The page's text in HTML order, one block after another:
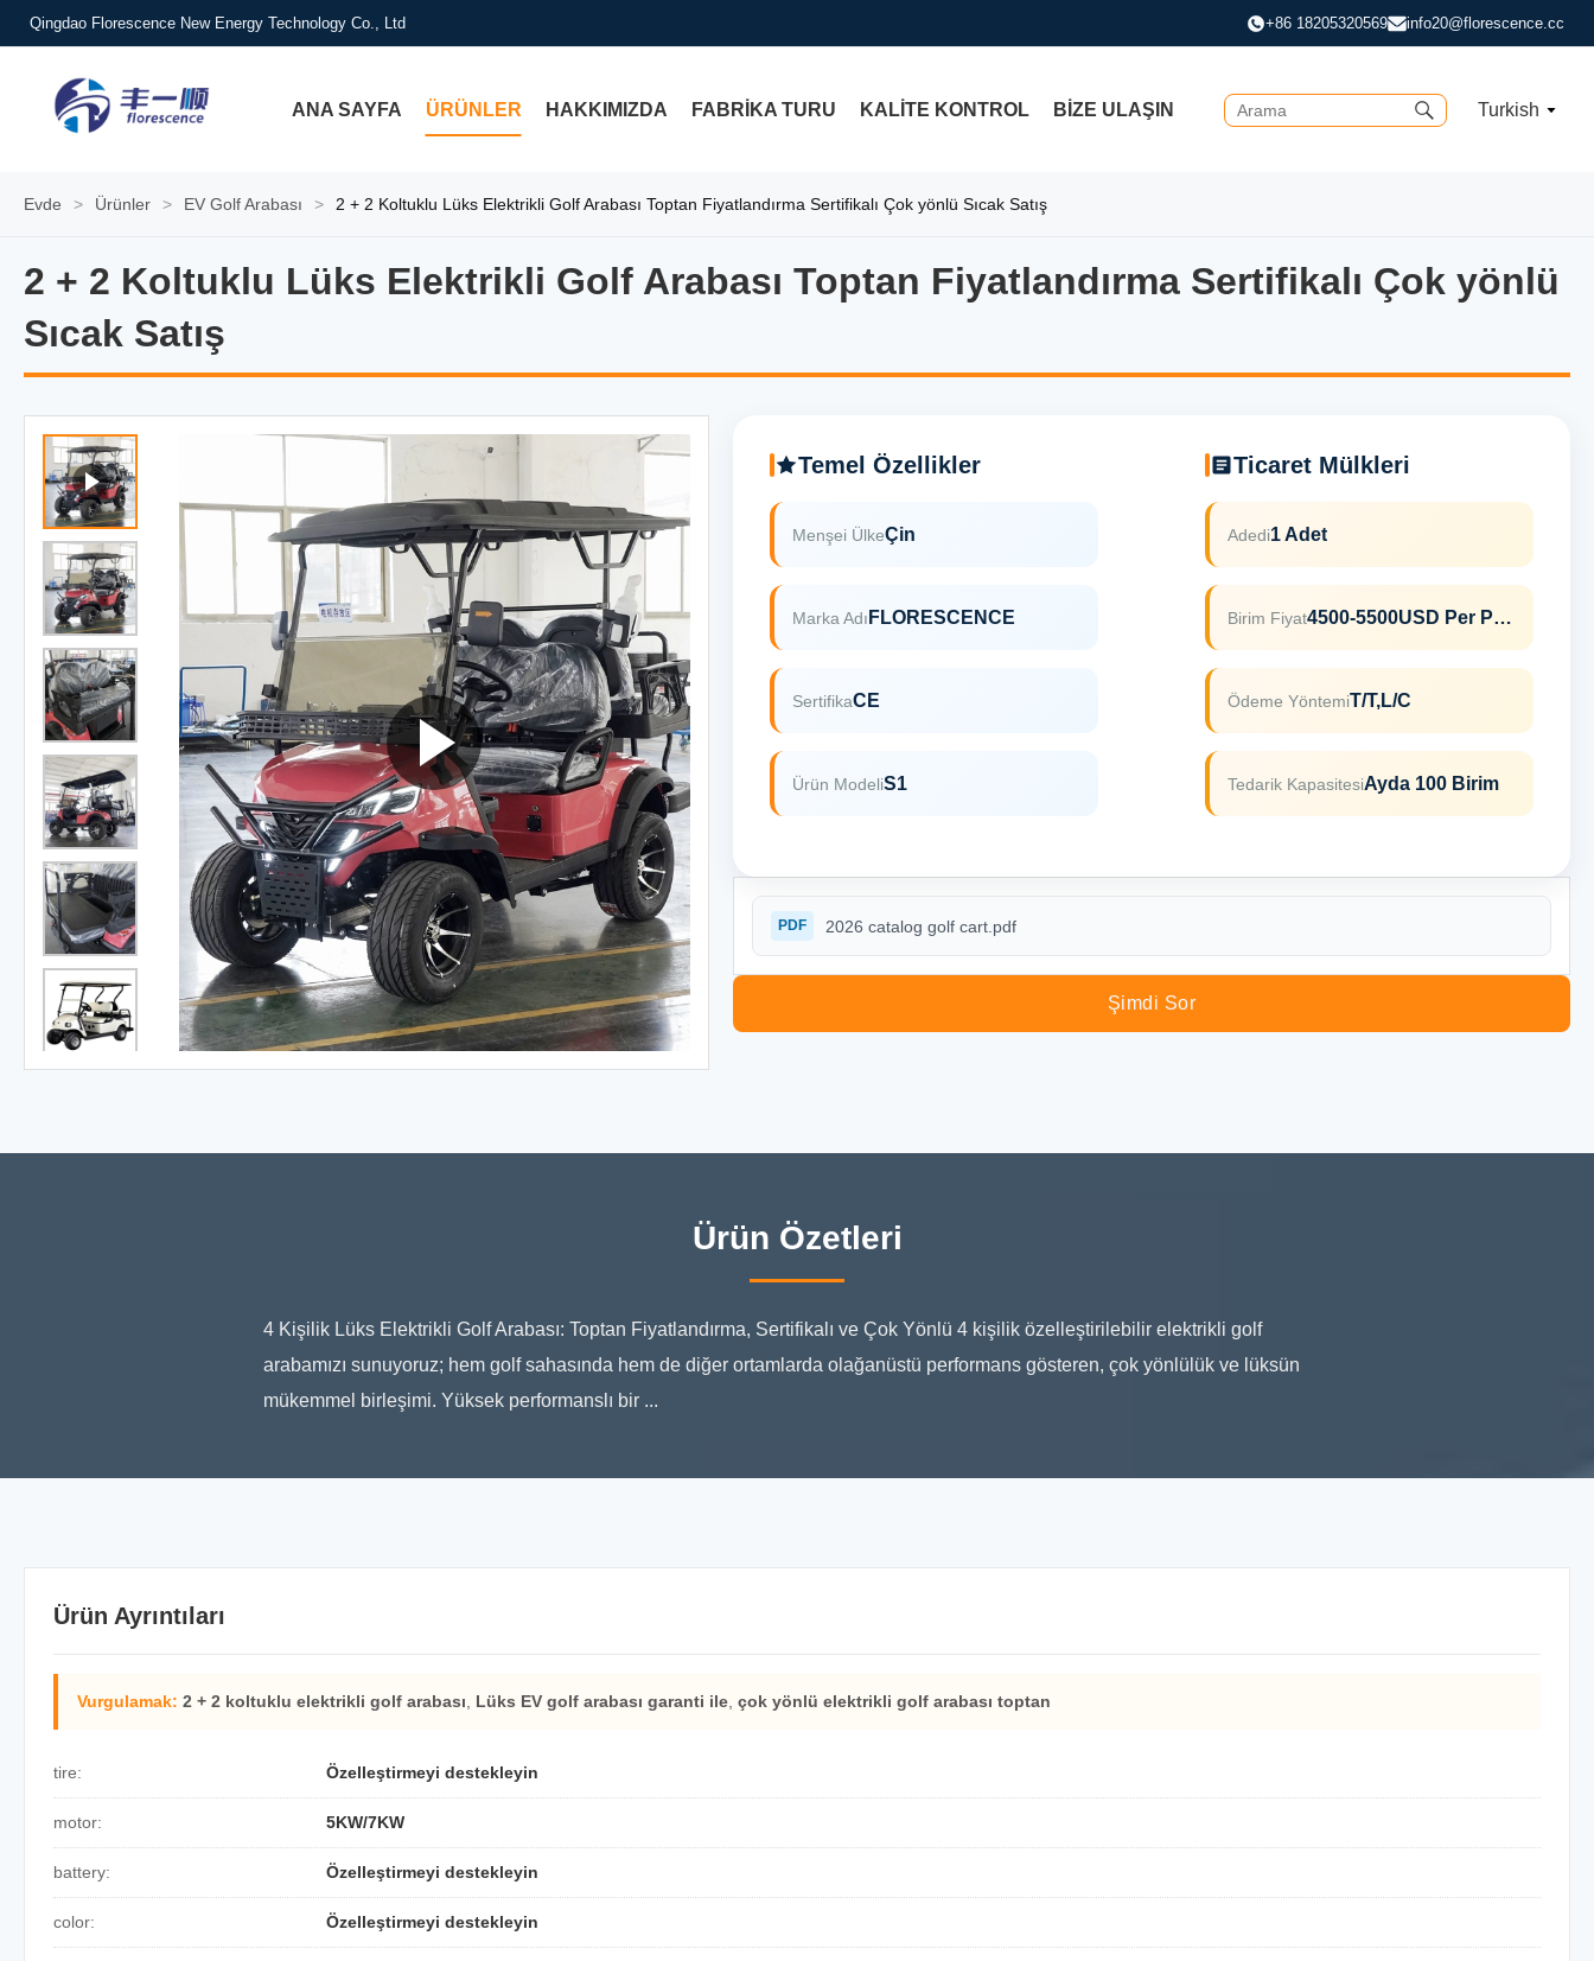
Qingdao Florescence New Energy Technology Co., Ltd +86 18205320569 info20@florescence.cc
ANA SAYFA ÜRÜNLER HAKKIMIZDA FABRIKA TURU KALITE KONTROL BIZE ULAŞIN Turkish
Evde > Ürünler > EV Golf Arabası > 2 + 2 Koltuklu Lüks Elektrikli Golf Arabası Toptan Fiyatlandırma Sertifikalı Çok yönlü Sıcak Satış
2 + 2 Koltuklu Lüks Elektrikli Golf Arabası Toptan Fiyatlandırma Sertifikalı Çok yönlü
Sıcak Satış
2 + 2 Koltuklu Lüks Elektrikli Golf Arabası Toptan Fiyatlandırma Sertifikalı Çok yönlü
Temel Özellikler
Menşei ÜlkeÇin
Marka Adı FLORESCENCE
SertifikaCE
Ürün ModeliS1
Ticaret Mülkleri
Adedi1 Adet
Birim Fiyat 4500-5500USD Per Piece
Ödeme YöntemiT/T,L/C
Tedarik KapasitesiAyda 100 Birim
PDF 2026 catalog golf cart.pdf
Şimdi Sor
Ürün Özetleri
4 Kişilik Lüks Elektrikli Golf Arabası: Toptan Fiyatlandırma, Sertifikalı ve Çok Yönlü 4 kişilik özelleştirilebilir elektrikli golf
arabamızı sunuyoruz; hem golf sahasında hem de diğer ortamlarda olağanüstü performans gösteren, çok yönlülük ve lüksün
mükemmel birleşimi. Yüksek performanslı bir ...
Ürün Ayrıntıları
Vurgulamak: 2 + 2 koltuklu elektrikli golf arabası Lüks EV golf arabası garanti ile çok yönlü elektrikli golf arabası toptan
tire: Özelleştirmeyi destekleyin
motor: 5KW/7KW
battery: Özelleştirmeyi destekleyin
color: Özelleştirmeyi destekleyin